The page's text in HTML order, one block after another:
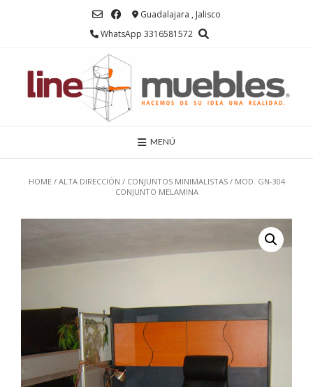
Guadalajara , Jalisco
WhatsApp 3316581572
MENÚ
HOME/ ALTA DIRECCIÓN / CONJUNTOS MINIMALISTAS/ MOD. GN-304
CONJUNTO MELAMINA